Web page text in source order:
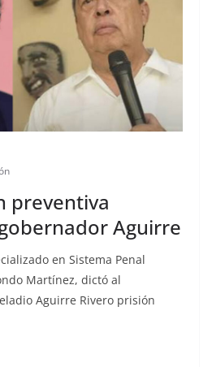
preventiva
Aguirre
en Sistema Penal
Martínez, dictó al
Aguirre Rivero prisión